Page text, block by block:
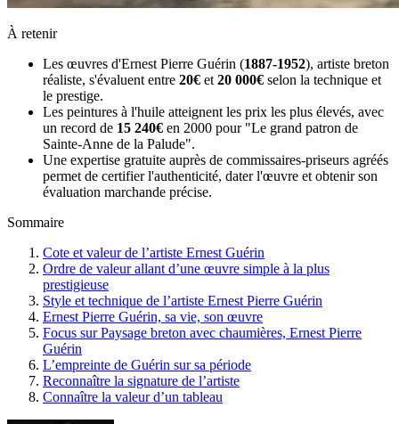
À retenir
Les œuvres d'Ernest Pierre Guérin (1887-1952), artiste breton
réaliste, s'évaluent entre 20€ et 20 000€ selon la technique et
le prestige.
Les peintures à l'huile atteignent les prix les plus élevés, avec
un record de 15 240€ en 2000 pour "Le grand patron de
Sainte-Anne de la Palude".
Une expertise gratuite auprès de commissaires-priseurs agréés
permet de certifier l'authenticité, dater l'œuvre et obtenir son
évaluation marchande précise.
Sommaire
Cote et valeur de l’artiste Ernest Guérin
Ordre de valeur allant d’une œuvre simple à la plus
prestigieuse
Style et technique de l’artiste Ernest Pierre Guérin
Ernest Pierre Guérin, sa vie, son œuvre
Focus sur Paysage breton avec chaumières, Ernest Pierre
Guérin
L’empreinte de Guérin sur sa période
Reconnaître la signature de l’artiste
Connaître la valeur d’un tableau